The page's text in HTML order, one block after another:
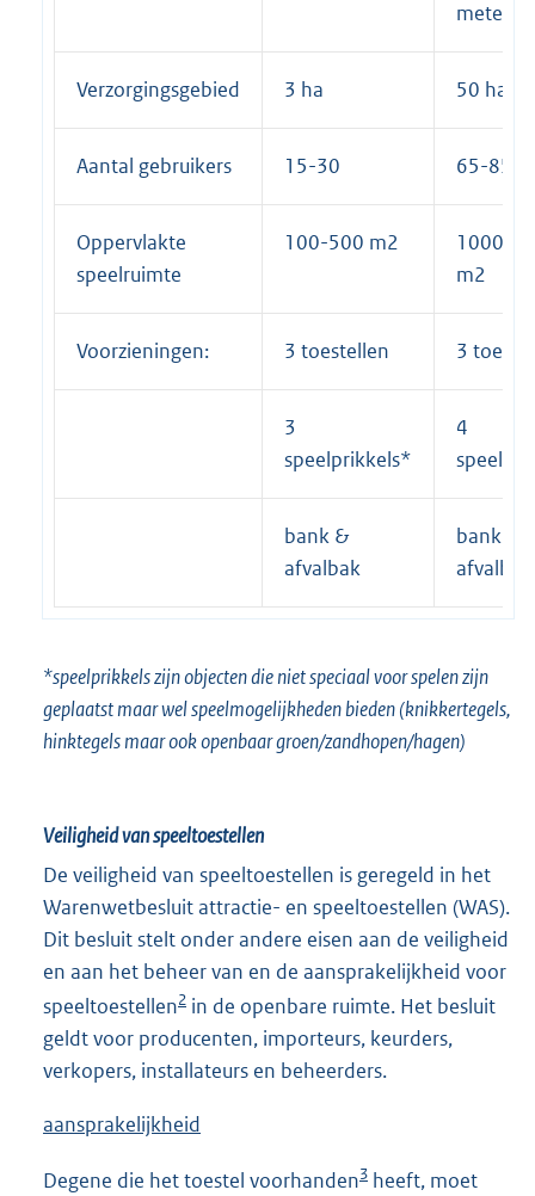
meter
Verzorgingsgebied 3 ha 50 ha
Aantal gebruikers 15-30 65-85
Oppervlakte
speelruimte
100-500 m2
1000-
m2
Voorzieningen: 3 toestellen 3
3
speelprikkels*
4
bank &
afvalbak
bank &
afvalbak
*speelprikkels zijn objecten die niet speciaal voor spelen zijn
geplaatst maar wel speelmogelijkheden bieden (knikkertegels,
hinktegels maar ook openbaar groen/zandhopen/hagen)
Veiligheid van speeltoestellen
De veiligheid van speeltoestellen is geregeld in het
Warenwetbesluit attractie- en speeltoestellen (WAS).
Dit besluit stelt onder andere eisen aan de veiligheid
en aan het beheer van en de aansprakelijkheid voor
speeltoestellen2 in de openbare ruimte. Het besluit
geldt voor producenten, importeurs, keurders,
verkopers, installateurs en beheerders.
aansprakelijkheid
Degene die het toestel voorhanden3 heeft, moet